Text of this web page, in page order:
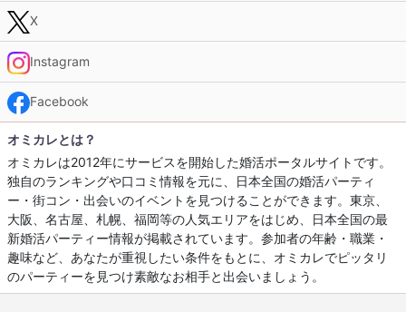
X
Instagram
Facebook
オミカレとは？
オミカレは2012年にサービスを開始した婚活ポータルサイトです。
独自のランキングや口コミ情報を元に、日本全国の婚活パーティ
ー・街コン・出会いのイベントを見つけることができます。東京、
大阪、名古屋、札幌、福岡等の人気エリアをはじめ、日本全国の最
新婚活パーティー情報が掲載されています。参加者の年齢・職業・
趣味など、あなたが重視したい条件をもとに、オミカレでピッタリ
のパーティーを見つけ素敵なお相手と出会いましょう。